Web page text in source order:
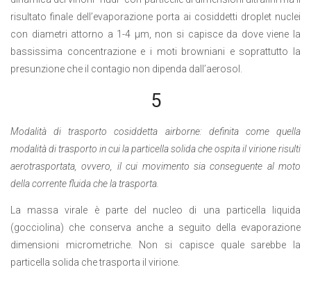
risultato finale dell’evaporazione porta ai cosiddetti droplet nuclei
con diametri attorno a 1-4 µm, non si capisce da dove viene la
bassissima concentrazione e i moti browniani e soprattutto la
presunzione che il contagio non dipenda dall’aerosol.
5
Modalità di trasporto cosiddetta airborne: definita come quella
modalità di trasporto in cui la particella solida che ospita il virione risulti
aerotrasportata, ovvero, il cui movimento sia conseguente al moto
della corrente fluida che la trasporta.
La massa virale è parte del nucleo di una particella liquida
(gocciolina) che conserva anche a seguito della evaporazione
dimensioni micrometriche. Non si capisce quale sarebbe la
particella solida che trasporta il virione.